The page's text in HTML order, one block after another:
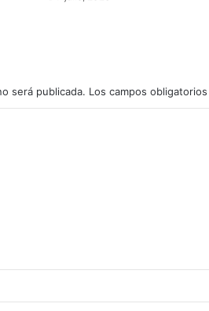
será publicada. Los campos